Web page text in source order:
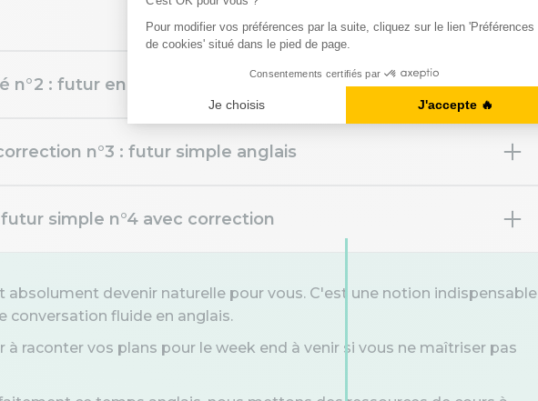
n°2 : futur en anglais
will close
am closing
n°3 : futur simple anglais
is raining
is going to rain
will rain
simple n°4 avec correction
option : "We ___ the quarterly
tomorrow."
devenir naturelle pour vous. C'est une notion indispensable
conversation fluide en anglais.
raconter vos plans pour le week end à venir si vous ne maîtriser pas